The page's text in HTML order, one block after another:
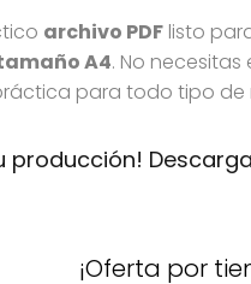
archivo PDF listo
A4. No
para todo tipo
producción!
¡Oferta por